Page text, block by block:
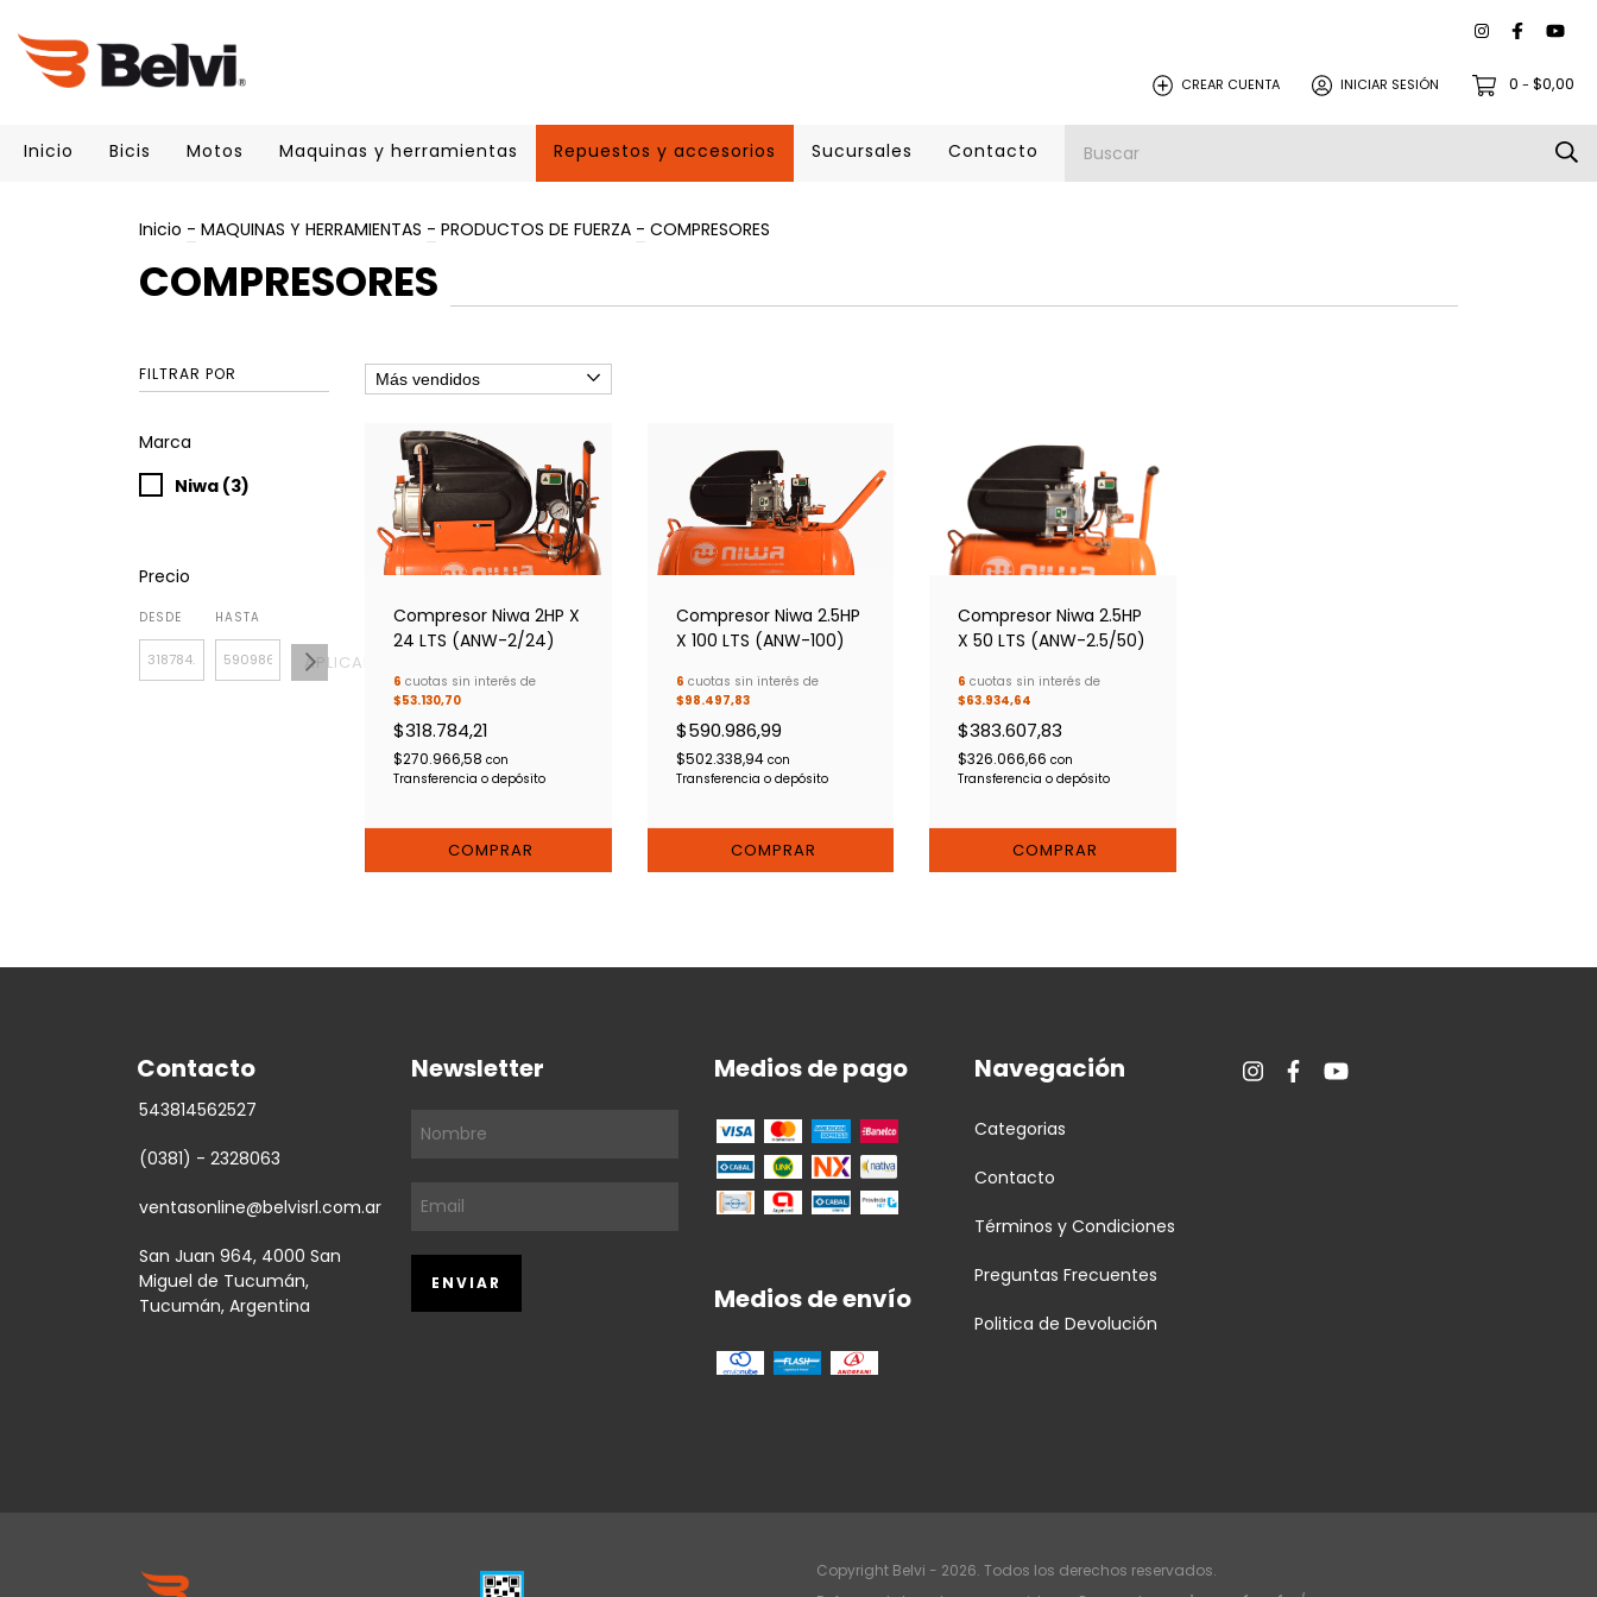
CREAR CUENTA INICIAR SESIÓN 0 - $0,00
Inicio Bicis Motos Maquinas y herramientas Repuestos y accesorios Sucursales Contacto
Inicio - MAQUINAS Y HERRAMIENTAS - PRODUCTOS DE FUERZA - COMPRESORES
COMPRESORES
FILTRAR POR
Marca
Niwa (3)
Precio
DESDE HASTA
APLICAR
Compresor Niwa 2HP X
24 LTS (ANW-2/24)
6 cuotas sin interés de
$53.130,70
$318.784,21
$270.966,58 con
Transferencia o depósito
Compresor Niwa 2.5HP
X 100 LTS (ANW-100)
6 cuotas sin interés de
$98.497,83
$590.986,99
$502.338,94 con
Transferencia o depósito
Compresor Niwa 2.5HP
X 50 LTS (ANW-2.5/50)
6 cuotas sin interés de
$63.934,64
$383.607,83
$326.066,66 con
Transferencia o depósito
Navegación
Categorias
Contacto
Términos y Condiciones
Preguntas Frecuentes
Politica de Devolución
Medios de pago
Medios de envío
Newsletter
Contacto
543814562527
(0381) - 2328063
ventasonline@belvisrl.com.ar
San Juan 964, 4000 San
Miguel de Tucumán,
Tucumán, Argentina
Copyright Belvi - 2026. Todos los derechos reservados.